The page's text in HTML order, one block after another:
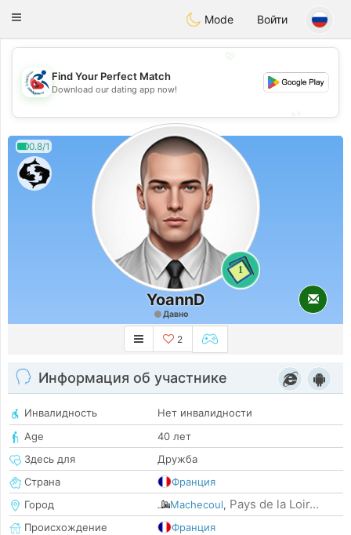
Handi Space
Toggle
Mode Войти
💖
💕
Find Your Perfect Match
Download our dating app now!
0.8/1
1
YoannD
Давно
2
Информация об участнике
Инвалидность
Нет инвалидности
Age
40 лет
Здесь для
Дружба
Страна
Франция
Город
Machecoul, Pays de la Loir...
Происхождение
Франция